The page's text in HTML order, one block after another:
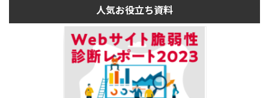
人気お役立ち資料